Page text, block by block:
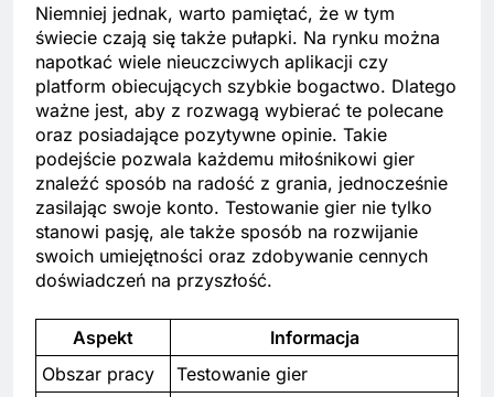
Niemniej jednak, warto pamiętać, że w tym
świecie czają się także pułapki. Na rynku można
napotkać wiele nieuczciwych aplikacji czy
platform obiecujących szybkie bogactwo. Dlatego
ważne jest, aby z rozwagą wybierać te polecane
oraz posiadające pozytywne opinie. Takie
podejście pozwala każdemu miłośnikowi gier
znaleźć sposób na radość z grania, jednocześnie
zasilając swoje konto. Testowanie gier nie tylko
stanowi pasję, ale także sposób na rozwijanie
swoich umiejętności oraz zdobywanie cennych
doświadczeń na przyszłość.
Aspekt
Informacja
Obszar pracy
Testowanie gier